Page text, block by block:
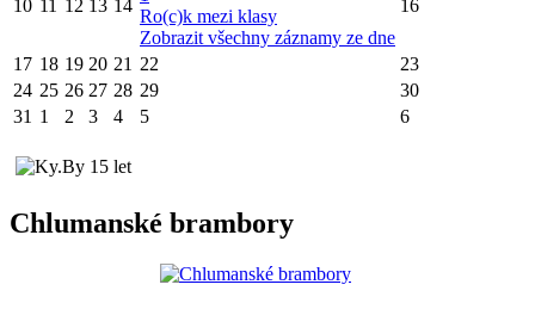
10 11 12 13 14
Ro(c)k mezi klasy
Zobrazit všechny záznamy ze dne
16
17 18 19 20 21 22
23
24 25 26 27 28 29
30
31 1 2 3 4 5 6
Chlumanské brambory